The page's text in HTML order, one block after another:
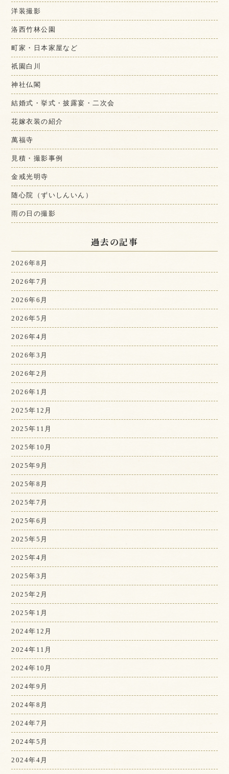
洋装撮影
洛西竹林公園
町家・日本家屋など
祇園白川
神社仏閣
結婚式・挙式・披露宴・二次会
花嫁衣装の紹介
萬福寺
見積・撮影事例
金戒光明寺
随心院（ずいしんいん）
雨の日の撮影
過去の記事
2026年8月
2026年7月
2026年6月
2026年5月
2026年4月
2026年3月
2026年2月
2026年1月
2025年12月
2025年11月
2025年10月
2025年9月
2025年8月
2025年7月
2025年6月
2025年5月
2025年4月
2025年3月
2025年2月
2025年1月
2024年12月
2024年11月
2024年10月
2024年9月
2024年8月
2024年7月
2024年5月
2024年4月